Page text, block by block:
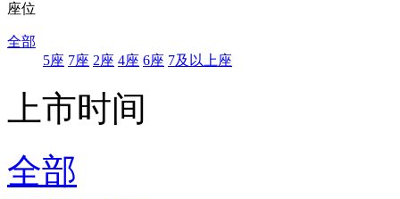
座位
全部
5座 7座 2座 4座 6座 7及以上座
上市时间
全部